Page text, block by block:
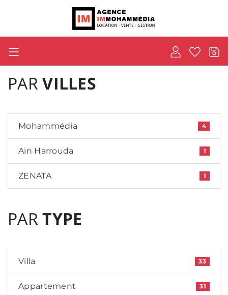
PARVILLES
Mohammédia 4
Ain Harrouda 1
ZENATA 1
PARTYPE
Villa 33
Appartement 31